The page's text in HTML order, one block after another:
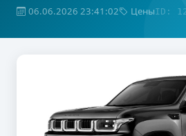
06.06.2026 23:41:02 ЦеныID: